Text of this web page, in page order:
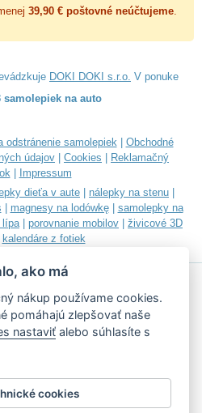
39,90 € poštovné neúčtujeme
DOKI DOKI s.r.o. V ponuke
samolepiek na auto
odstránenie samolepiek| Obchodné
údajov Cookies
Reklamačný
|
Impressum
dieťa v aute nálepky na stenu
magnesy na lodówkę| samolepky na
lípa| porovnanie mobilov
živicové 3D
kalendáre z fotiek
bežné platobné karty
je predávajúci povinný vystaviť
ako má
nákup používame cookies.
pomáhajú zlepšovať naše
nastaviť alebo súhlasíte s
cookies